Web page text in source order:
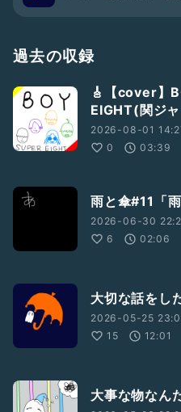
過去の収録
🎸【cover】
EIGHT(関ジ
2026-08-01
0
03:39
雨と傘#11「
2026-06-30
6
02:06
大切な話をし
2026-05-25
15
12:01
大事な物なん